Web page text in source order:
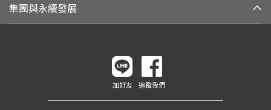
集團與永續發展
加好友 追蹤我們